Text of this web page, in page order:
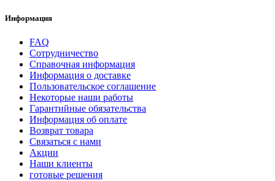
Информация
FAQ
Сотрудничество
Справочная информация
Информация о доставке
Пользовательское соглашение
Некоторые наши работы
Гарантийные обязательства
Информация об оплате
Возврат товара
Связаться с нами
Акции
Наши клиенты
готовые решения